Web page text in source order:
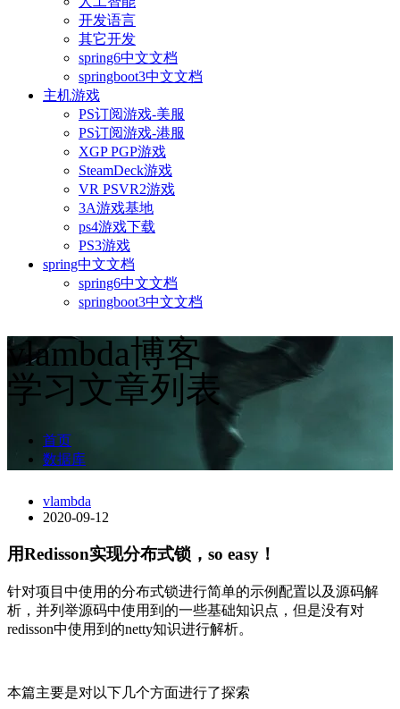
开发语言
其它开发
spring6中文文档
springboot3中文文档
主机游戏
PS订阅游戏-美服
PS订阅游戏-港服
XGP PGP游戏
SteamDeck游戏
VR PSVR2游戏
3A游戏基地
ps4游戏下载
PS3游戏
spring中文文档
spring6中文文档
springboot3中文文档
vlambda博客
学习文章列表
首页
数据库
vlambda
2020-09-12
用Redisson实现分布式锁，so easy！
针对项目中使用的分布式锁进行简单的示例配置以及源码解
析，并列举源码中使用到的一些基础知识点，但是没有对
redisson中使用到的netty知识进行解析。
本篇主要是对以下几个方面进行了探索